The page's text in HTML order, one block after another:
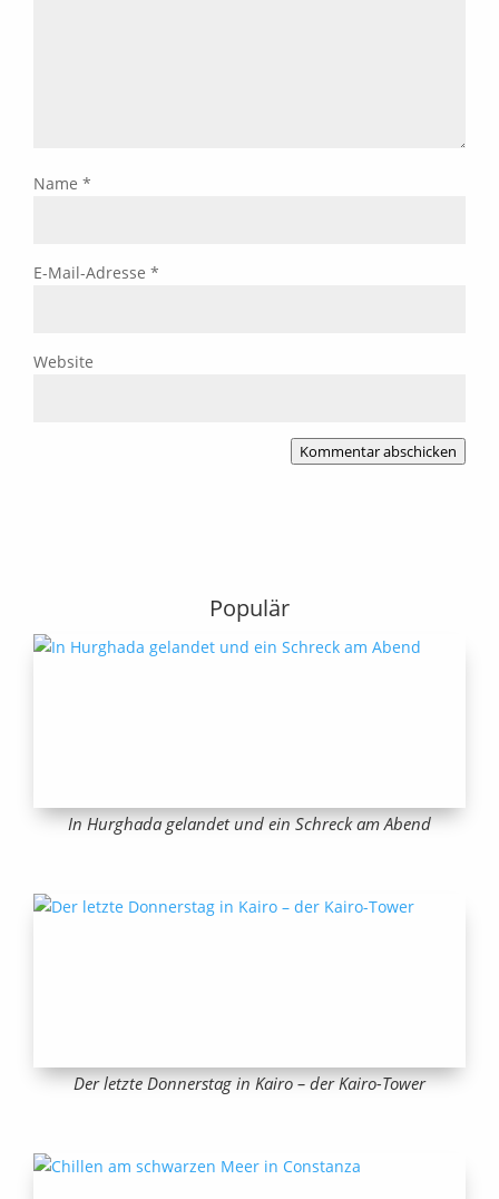
Name *
E-Mail-Adresse *
Website
Kommentar abschicken
Populär
In Hurghada gelandet und ein Schreck am Abend
Der letzte Donnerstag in Kairo – der Kairo-Tower